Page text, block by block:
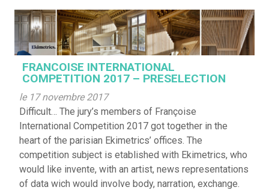
FRANCOISE INTERNATIONAL
COMPETITION 2017 – PRESELECTION
le 17 novembre 2017
Difficult… The jury’s members of Françoise
International Competition 2017 got together in the
heart of the parisian Ekimetrics’ offices. The
competition subject is etablished with Ekimetrics, who
would like invente, with an artist, news representations
of data wich would involve body, narration, exchange.